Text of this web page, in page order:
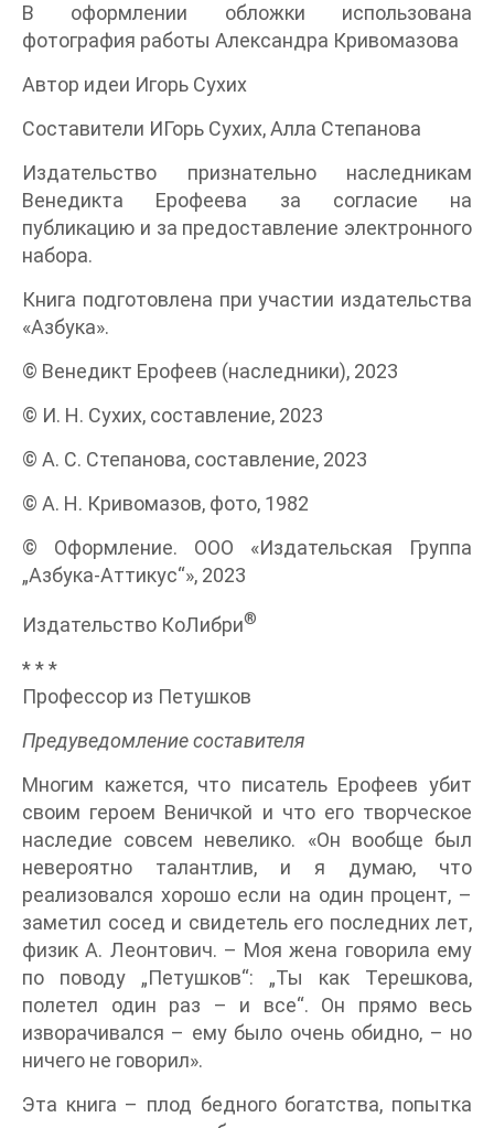
В оформлении обложки использована
фотография работы Александра Кривомазова
Автор идеи Игорь Сухих
Составители ИГорь Сухих, Алла Степанова
Издательство признательно наследникам
Венедикта Ерофеева за согласие на
публикацию и за предоставление электронного
набора.
Книга подготовлена при участии издательства
«Азбука».
© Венедикт Ерофеев (наследники), 2023
© И. Н. Сухих, составление, 2023
© А. С. Степанова, составление, 2023
© А. Н. Кривомазов, фото, 1982
© Оформление. ООО «Издательская Группа
„Азбука-Аттикус“», 2023
Издательство КоЛибри®
* * *
Профессор из Петушков
Предуведомление составителя
Многим кажется, что писатель Ерофеев убит
своим героем Веничкой и что его творческое
наследие совсем невелико. «Он вообще был
невероятно талантлив, и я думаю, что
реализовался хорошо если на один процент, –
заметил сосед и свидетель его последних лет,
физик А. Леонтович. – Моя жена говорила ему
по поводу „Петушков“: „Ты как Терешкова,
полетел один раз – и все“. Он прямо весь
изворачивался – ему было очень обидно, – но
ничего не говорил».
Эта книга – плод бедного богатства, попытка